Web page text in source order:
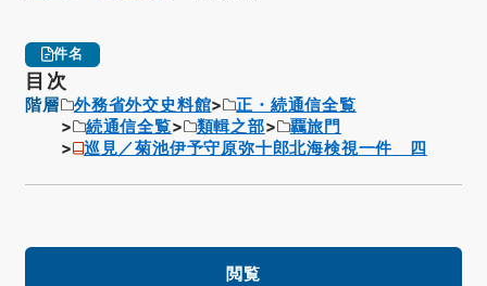
件名
目次
階層 外務省外交史料館
正・続通信全覧
続通信全覧
類輯之部
覊旅門
巡見／菊池伊予守原弥十郎北海検視一件 四
閲覧